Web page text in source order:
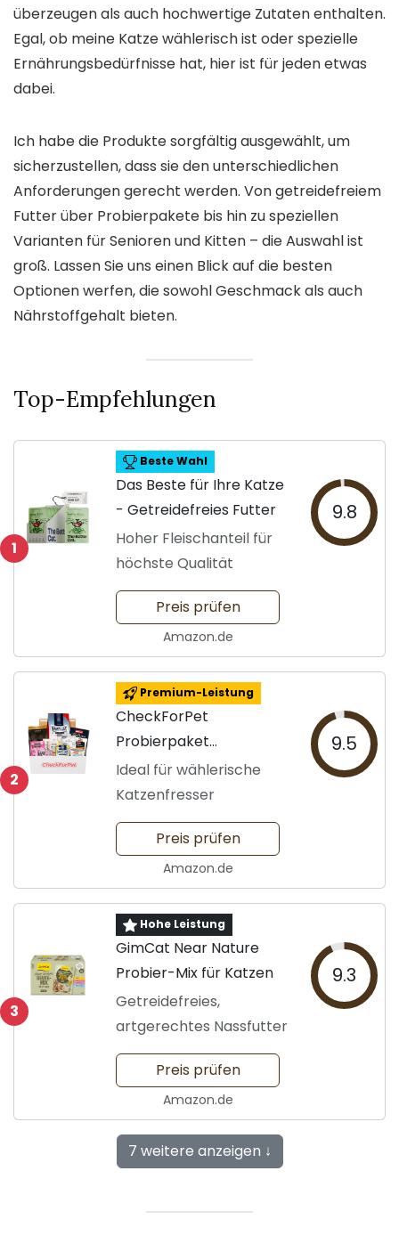
überzeugen als auch hochwertige Zutaten enthalten.
Egal, ob meine Katze wählerisch ist oder spezielle
Ernährungsbedürfnisse hat, hier ist für jeden etwas
dabei.
Ich habe die Produkte sorgfältig ausgewählt, um
sicherzustellen, dass sie den unterschiedlichen
Anforderungen gerecht werden. Von getreidefreiem
Futter über Probierpakete bis hin zu speziellen
Varianten für Senioren und Kitten – die Auswahl ist
groß. Lassen Sie uns einen Blick auf die besten
Optionen werfen, die sowohl Geschmack als auch
Nährstoffgehalt bieten.
Top-Empfehlungen
1
Beste Wahl
Das Beste für Ihre Katze
- Getreidefreies Futter
Hoher Fleischanteil für
höchste Qualität
9.8
Preis prüfen
Amazon.de
2
Premium-Leistung
CheckForPet
Probierpaket
Katzenfutter für
Erwachsene
Ideal für wählerische
Katzenfresser
9.5
Preis prüfen
Amazon.de
3
Hohe Leistung
GimCat Near Nature
Probier-Mix für Katzen
Getreidefreies,
artgerechtes Nassfutter
9.3
Preis prüfen
Amazon.de
7 weitere anzeigen ↓